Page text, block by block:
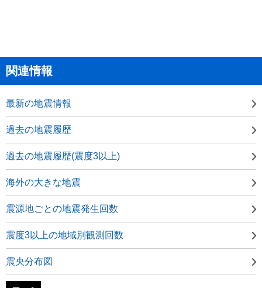
関連情報
最新の地震情報
過去の地震履歴
過去の地震履歴(震度3以上)
海外の大きな地震
震源地ごとの地震発生回数
震度3以上の地域別観測回数
震央分布図